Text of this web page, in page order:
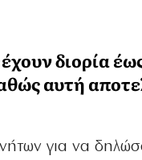
διορία
αυτή
για να